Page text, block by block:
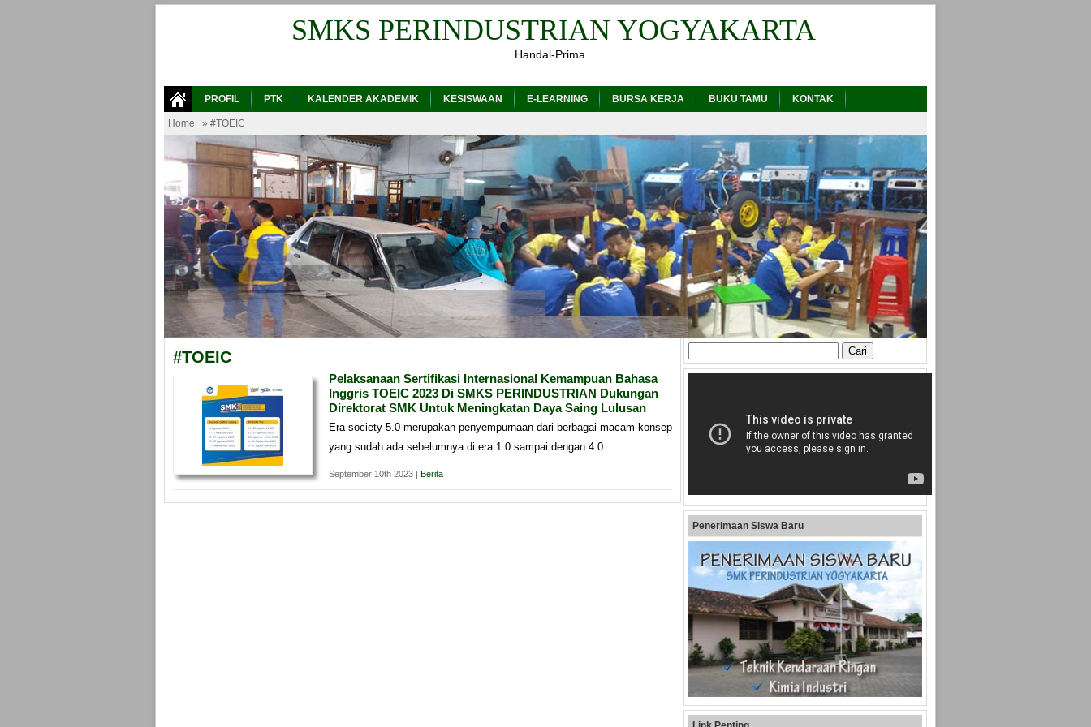
SMKS PERINDUSTRIAN YOGYAKARTA
Handal-Prima
PROFIL PTK KALENDER AKADEMIK KESISWAAN E-LEARNING BURSA KERJA BUKU TAMU KONTAK
Home » #TOEIC
#TOEIC
Pelaksanaan Sertifikasi Internasional Kemampuan Bahasa
Inggris TOEIC 2023 Di SMKS PERINDUSTRIAN Dukungan
Direktorat SMK Untuk Meningkatan Daya Saing Lulusan
Era society 5.0 merupakan penyempurnaan dari berbagai macam konsep
yang sudah ada sebelumnya di era 1.0 sampai dengan 4.0.
September 10th 2023 | Berita
untuk:
Penerimaan Siswa Baru